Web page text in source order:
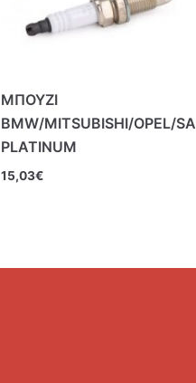
ΜΠΟΥΖΙ
BMW/MITSUBISHI/OPEL/
PLATINUM
15,03€